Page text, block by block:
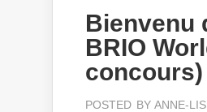
Bienvenu
BRIO
concours)
POSTED BYANNE-